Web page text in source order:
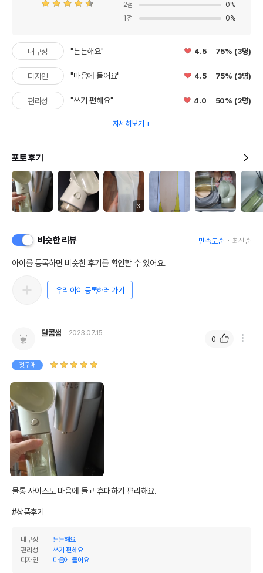
2점 0%
1 점 0%
내구성 "튼튼해요" 4.5 75% (3명)
디자인 "마음에 들어요" 4.5 75% (3명)
편리성 "쓰기 편해요" 4.0 50% (2명)
자세히보기
포토 후기
3
비슷한 리뷰 만족도순 최신순
아이를 등록하면 비슷한 후기를 확인할 수 있어요.
우리 아이 등록하러 가기
달콤샘 2023.07.15
첫구매
물통 사이즈도 마음에 들고 휴대하기 편리해요.
#상품후기
내구성
튼튼해요
편리성
쓰기 편해요
디자인
마음에 들어요
0